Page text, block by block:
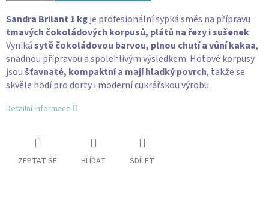
Sandra Brilant 1 kgje profesionální sypká směs na přípravu
tmavých čokoládových korpusů, plátů na řezy i sušenek.
Vynikásytě čokoládovou barvou, plnou chutí a vůní kakaa,
snadnou přípravou a spolehlivým výsledkem. Hotové korpusy
jsoušťavnaté, kompaktní a mají hladký povrch, takže se
skvěle hodí pro dorty i moderní cukrářskou výrobu.
Detailní informace
ZEPTAT SE HLÍDAT SDÍLET